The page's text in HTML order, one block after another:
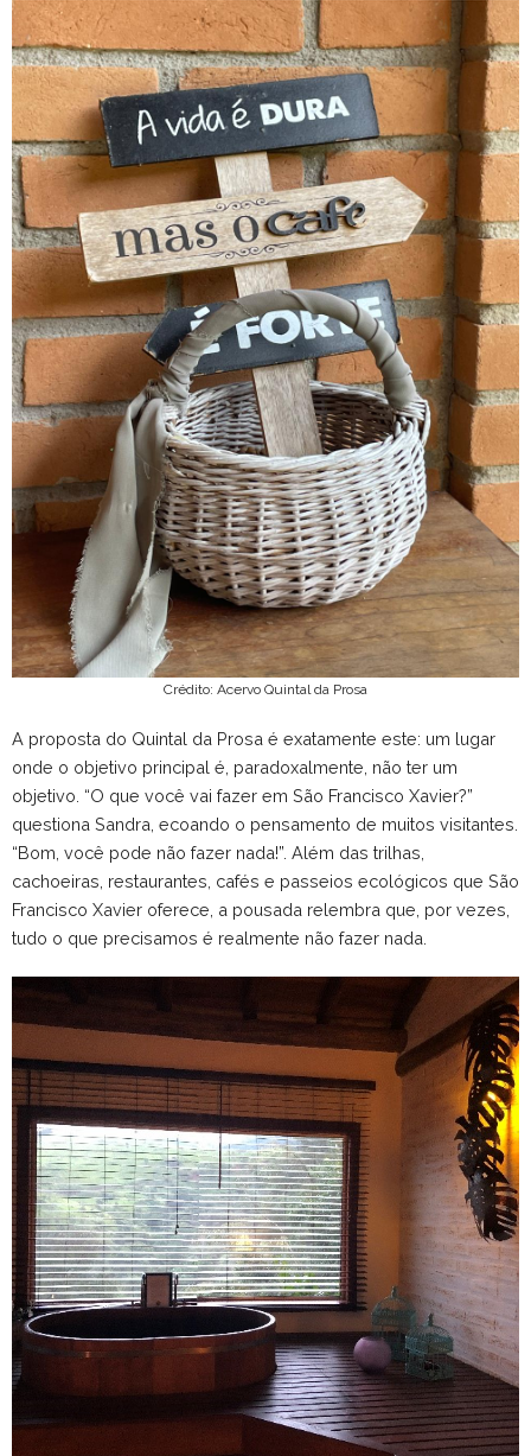
Crédito: Acervo Quintal da Prosa
A proposta do Quintal da Prosa é exatamente este: um lugar
onde o objetivo principal é, paradoxalmente, não ter um
objetivo. “O que você vai fazer em São Francisco Xavier?”
questiona Sandra, ecoando o pensamento de muitos visitantes.
“Bom, você pode não fazer nada!”. Além das trilhas,
cachoeiras, restaurantes, cafés e passeios ecológicos que São
Francisco Xavier oferece, a pousada relembra que, por vezes,
tudo o que precisamos é realmente não fazer nada.